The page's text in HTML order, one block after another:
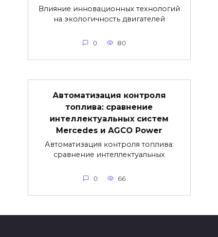
Влияние инновационных технологий
на экологичность двигателей
0 80
Автоматизация контроля
топлива: сравнение
интеллектуальных систем
Mercedes и AGCO Power
Автоматизация контроля топлива:
сравнение интеллектуальных
0 66